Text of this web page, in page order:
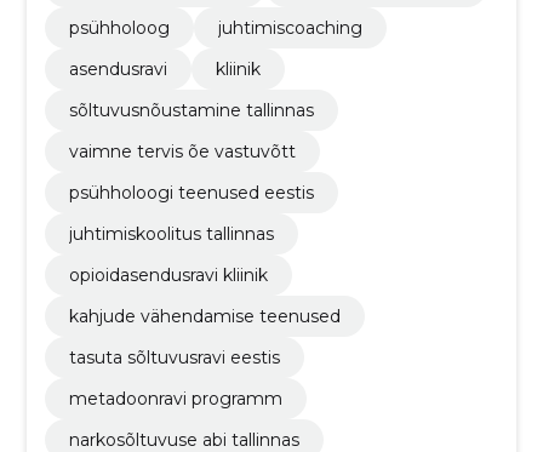
psühholoog
juhtimiscoaching
asendusravi
kliinik
sõltuvusnõustamine tallinnas
vaimne tervis õe vastuvõtt
psühholoogi teenused eestis
juhtimiskoolitus tallinnas
opioidasendusravi kliinik
kahjude vähendamise teenused
tasuta sõltuvusravi eestis
metadoonravi programm
narkosõltuvuse abi tallinnas